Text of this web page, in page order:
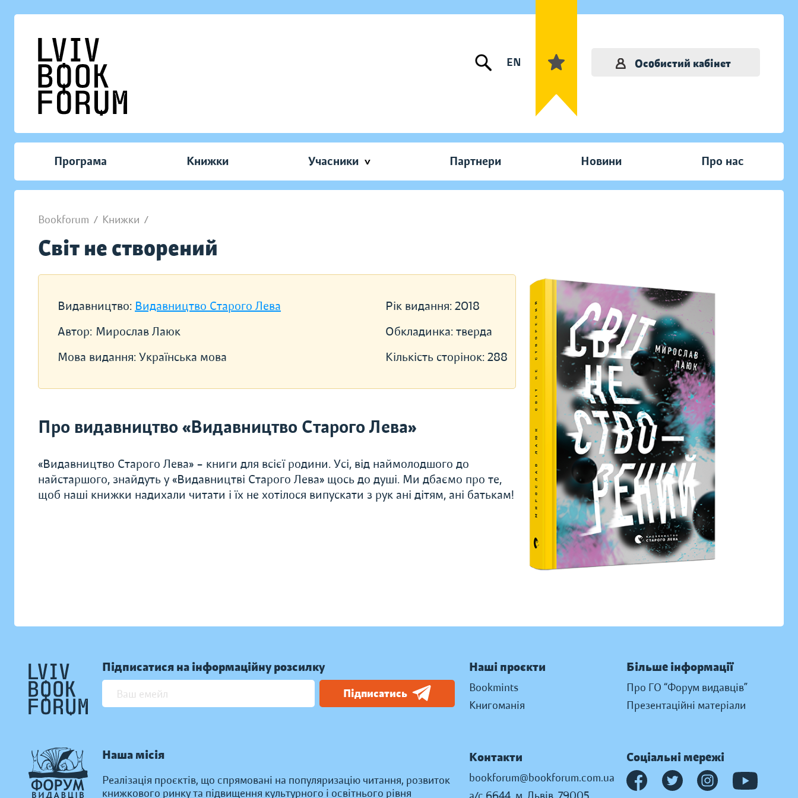
EN Особистий кабінет
Програма Книжки Учасники Партнери Новини Про нас
Bookforum / Книжки /
Світ не створений
Видавництво: Видавництво Старого Лева
Автор: Мирослав Лаюк
Мова видання: Українська мова
Рік видання: 2018
Обкладинка: тверда
Кількість сторінок: 288
Про видавництво «Видавництво Старого Лева»
«Видавництво Старого Лева» – книги для всієї родини. Усі, від наймолодшого до
найстаршого, знайдуть у «Видавництві Старого Лева» щось до душі. Ми дбаємо про те,
щоб наші книжки надихали читати і їх не хотілося випускати з рук ані дітям, ані батькам!
Підписатися на інформаційну розсилку
Підписатись
Наша місія
Реалізація проєктів, що спрямовані на популяризацію читання, розвиток
книжкового ринку та підвищення культурного і освітнього рівня
Наші проєкти
Bookmints
Книгоманія
Більше інформації
Про ГО “Форум видавців”
Презентаційні матеріали
Контакти
bookforum@bookforum.com.ua
Соціальні мережі